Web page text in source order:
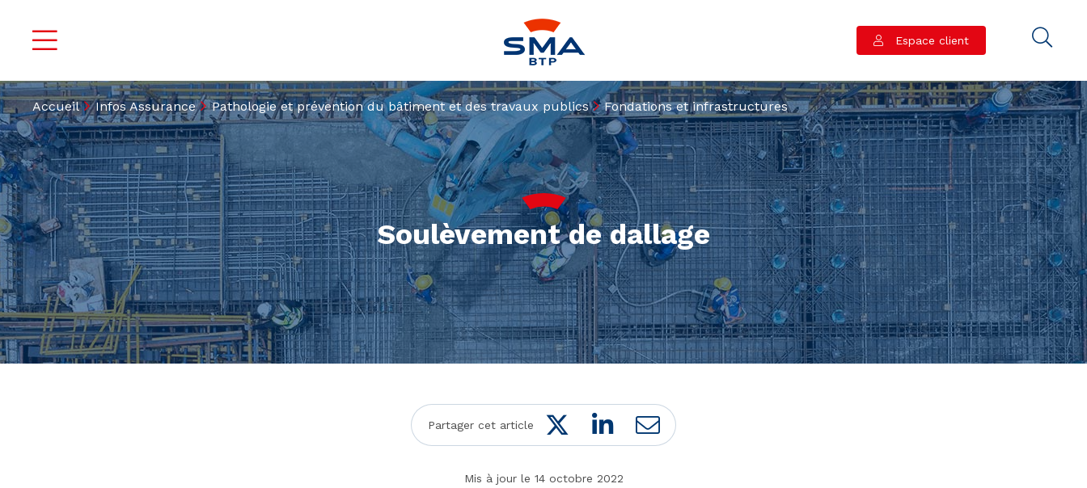
Espace client
Accueil Infos Assurance Pathologie et prévention du bâtiment et des travaux publics Fondations et infrastructures
Soulèvement de dallage
Partager cet article Twitter
LinkedIn
Mail
Mis à jour le 14 octobre 2022